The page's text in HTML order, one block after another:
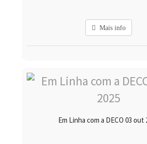
Mais info
Em Linha com a DECO 03 out